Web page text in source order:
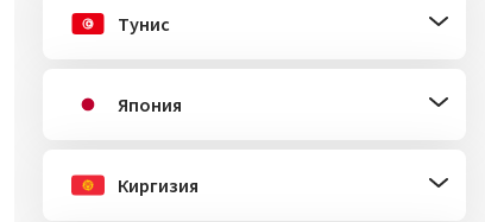
Тунис
Япония
Киргизия